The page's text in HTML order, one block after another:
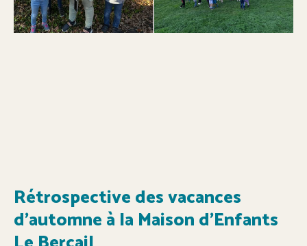
Rétrospective des vacances
d’automne à la Maison d’Enfants